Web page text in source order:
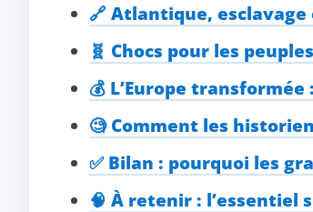
🔗 Atlantique,
🧬 Chocs pour les
💰 L’Europe
🧐 Comment les
✅ Bilan : pourquoi les
🧠 À retenir : l’essentiel